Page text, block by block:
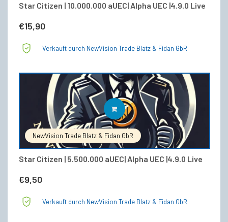
Star Citizen | 10.000.000 aUEC| Alpha UEC |4.9.0 Live
€15,90
Verkauft durch NewVision Trade Blatz & Fidan GbR
NewVision Trade Blatz & Fidan GbR
Star Citizen | 5.500.000 aUEC| Alpha UEC |4.9.0 Live
€9,50
IN DEN WARENKORB
Verkauft durch NewVision Trade Blatz & Fidan GbR